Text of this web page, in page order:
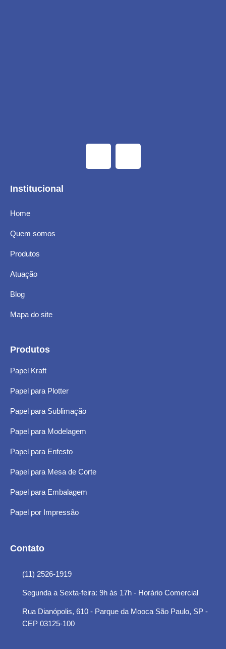
Institucional
Home
Quem somos
Produtos
Atuação
Blog
Mapa do site
Produtos
Papel Kraft
Papel para Plotter
Papel para Sublimação
Papel para Modelagem
Papel para Enfesto
Papel para Mesa de Corte
Papel para Embalagem
Papel por Impressão
Contato
(11) 2526-1919
Segunda a Sexta-feira: 9h às 17h - Horário Comercial
Rua Dianópolis, 610 - Parque da Mooca São Paulo, SP -
CEP 03125-100